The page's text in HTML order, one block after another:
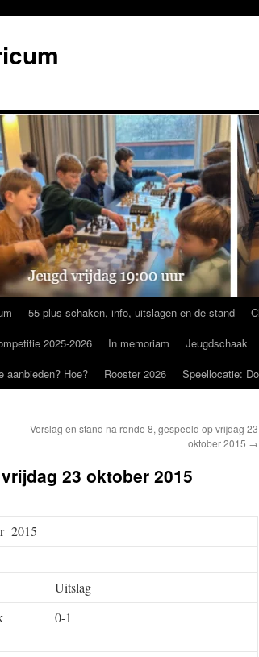
55 plus schaken, info, uitslagen en de stand
2025-2026 In memoriam Jeugdschaak
aanbieden? Hoe? Rooster 2026 Speellocatie:
Verslag en stand na ronde 8, gespeeld op vrijdag 23
oktober 2015 →
23 oktober 2015
2015
Uitslag
0-1